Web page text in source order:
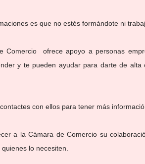
es que no estés formándote ni
ofrece apoyo a personas
y te pueden ayudar para darte de alta
con ellos para tener más
a la Cámara de Comercio su
lo necesiten.